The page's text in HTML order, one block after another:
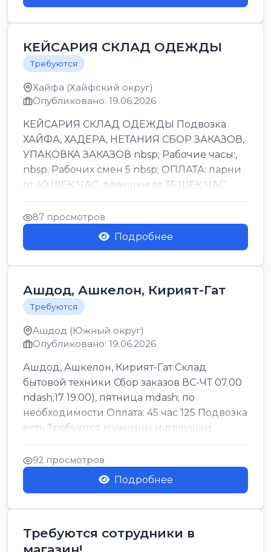
КЕЙСАРИЯ СКЛАД ОДЕЖДЫ
Требуются
Хайфа (Хайфский округ)
Опубликовано: 19.06.2026
КЕЙСАРИЯ СКЛАД ОДЕЖДЫ Подвозка
ХАЙФА, ХАДЕРА, НЕТАНИЯ СБОР ЗАКАЗОВ,
УПАКОВКА ЗАКАЗОВ nbsp; Рабочие часы:,
nbsp; Рабочих смен 5 nbsp; ОПЛАТА: парни
от 40 ШЕК ЧАС, девушки от 35 ШЕК ЧАС
БОНУСЫ 1500 ШЕК ...
87 просмотров
Подробнее
Ашдод, Ашкелон, Кирият-Гат
Требуются
Ашдод (Южный округ)
Опубликовано: 19.06.2026
Ашдод, Ашкелон, Кирият-Гат Склад
бытовой техники Сбор заказов ВС-ЧТ 07.00
ndash;17 19.00), пятница mdash; по
необходимости Оплата: 45 час 125 Подвозка
есть Требуются мужчины и девушки
Только официальн...
92 просмотров
Подробнее
Требуются сотрудники в